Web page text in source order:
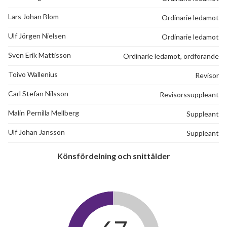
Lars Johan Blom Ordinarie ledamot
Ulf Jörgen Nielsen Ordinarie ledamot
Sven Erik Mattisson Ordinarie ledamot, ordförande
Toivo Wallenius Revisor
Carl Stefan Nilsson Revisorssuppleant
Malin Pernilla Mellberg Suppleant
Ulf Johan Jansson Suppleant
Könsfördelning och snittålder